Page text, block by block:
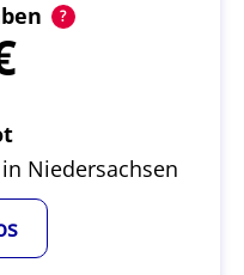
Niedersachsen